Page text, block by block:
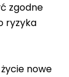
zgodne
ryzyka
nowe